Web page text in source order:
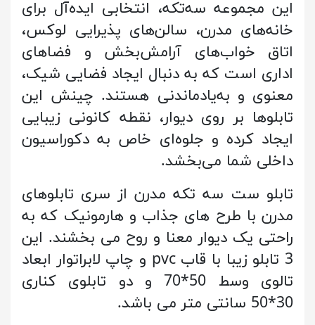
این مجموعه سه‌تکه، انتخابی ایده‌آل برای
خانه‌های مدرن، سالن‌های پذیرایی لوکس،
اتاق خواب‌های آرامش‌بخش و فضاهای
اداری است که به دنبال ایجاد فضایی شیک،
معنوی و به‌یادماندنی هستند. چینش این
تابلوها بر روی دیوار، نقطه کانونی زیبایی
ایجاد کرده و جلوه‌ای خاص به دکوراسیون
داخلی شما می‌بخشد.
تابلو ست سه تکه مدرن از سری تابلوهای
مدرن با طرح های جذاب و هارمونیک که به
راحتی یک دیوار معنا و روح می بخشند. این
3 تابلو زیبا با قاب pvc و چاپ لابراتوار ابعاد
تالوی وسط 50*70 و دو تابلوی کناری
30*50 سانتی متر می باشد.